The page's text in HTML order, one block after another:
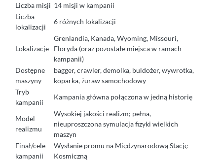
Liczba misji 14 misji w kampanii
Liczba
lokalizacji
6 różnych lokalizacji
Lokalizacje
Grenlandia, Kanada, Wyoming, Missouri,
Floryda (oraz pozostałe miejsca w ramach
kampanii)
Dostępne
maszyny
bagger, crawler, demolka, buldożer, wywrotka,
koparka, żuraw samochodowy
Tryb
kampanii
Kampania główna połączona w jedną historię
Model
realizmu
Wysokiej jakości realizm; pełna,
nieuproszczona symulacja fizyki wielkich
maszyn
Finał/cele
kampanii
Wysłanie promu na Międzynarodową Stację
Kosmiczną